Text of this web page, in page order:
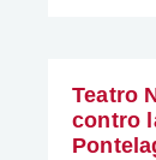
Teatro
contro